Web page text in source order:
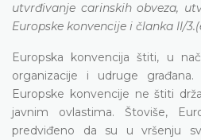
utvrđivanje carinskih obveza,
Europske konvencije i članka II/
Europska konvencija štiti, u
organizacije i udruge
Europske konvencije ne štiti
javnim ovlastima. Štoviše,
predviđeno da su u vršenju